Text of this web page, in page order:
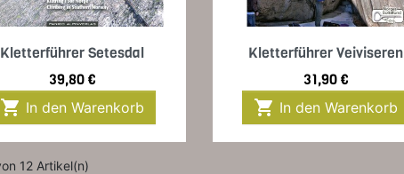
Vorschau
Kletterführer Setesdal
Preis
39,80 €
 In den Warenkorb
Vorschau
Kletterführer Veiviseren
Preis
31,90 €
 In den Warenkorb
12 Artikel(n)